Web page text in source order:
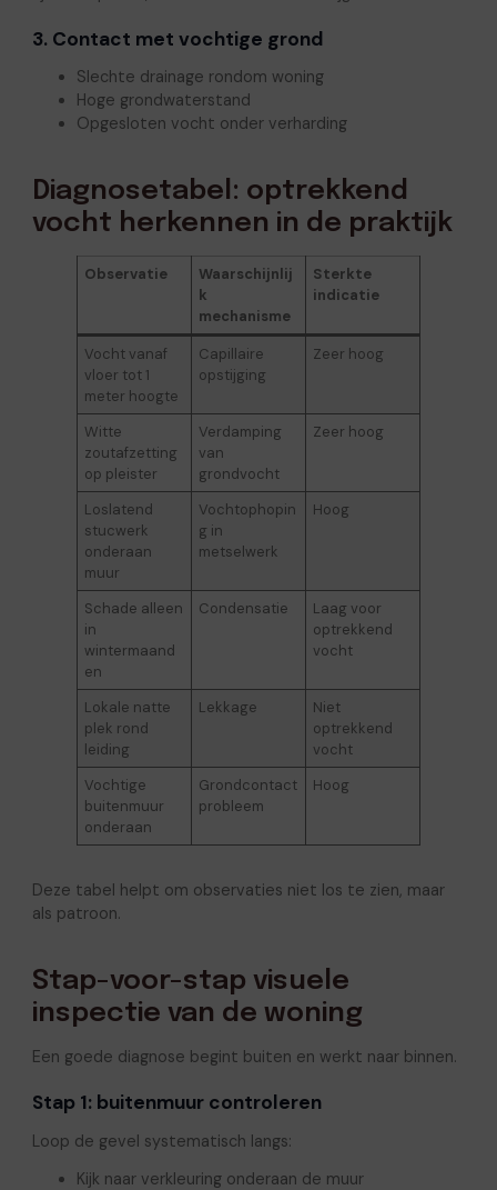
3. Contact met vochtige grond
Slechte drainage rondom woning
Hoge grondwaterstand
Opgesloten vocht onder verharding
Diagnosetabel: optrekkend
vocht herkennen in de praktijk
Observatie
Waarschijnlij
k
mechanisme
Sterkte
indicatie
Vocht vanaf
vloer tot 1
meter hoogte
Capillaire
opstijging
Zeer hoog
Witte
zoutafzetting
op pleister
Verdamping
van
grondvocht
Zeer hoog
Loslatend
stucwerk
onderaan
muur
Vochtophopin
g in
metselwerk
Hoog
Schade alleen
in
wintermaand
en
Condensatie
Laag voor
optrekkend
vocht
Lokale natte
plek rond
leiding
Lekkage
Niet
optrekkend
vocht
Vochtige
buitenmuur
onderaan
Grondcontact
probleem
Hoog
Deze tabel helpt om observaties niet los te zien, maar
als patroon.
Stap-voor-stap visuele
inspectie van de woning
Een goede diagnose begint buiten en werkt naar binnen.
Stap 1: buitenmuur controleren
Loop de gevel systematisch langs:
Kijk naar verkleuring onderaan de muur